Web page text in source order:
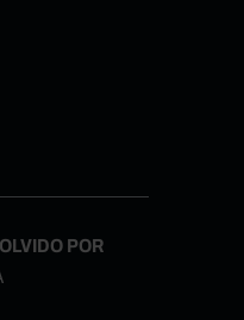
POR